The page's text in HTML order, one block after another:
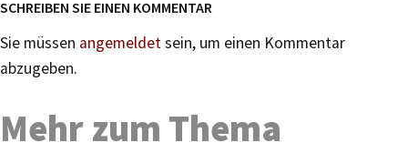
SCHREIBEN SIE EINEN KOMMENTAR
Sie müssen angemeldetsein, um einen Kommentar
abzugeben.
Mehr zum Thema